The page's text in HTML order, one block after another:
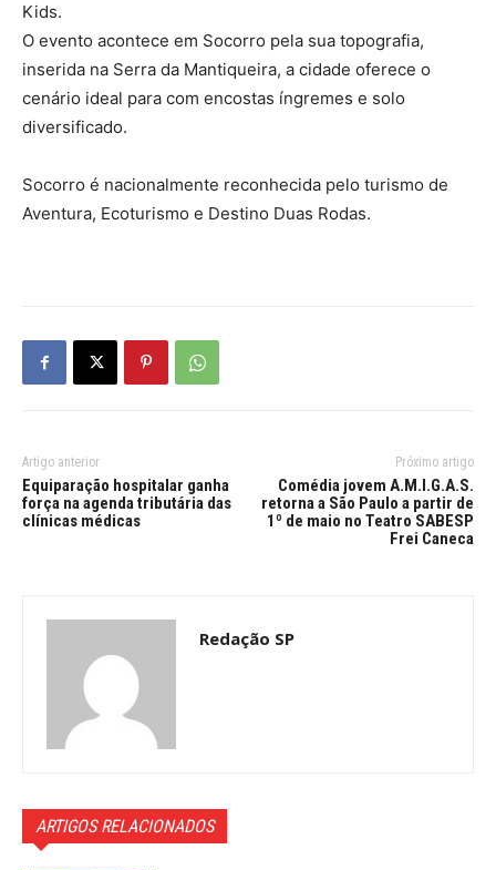
Kids.
O evento acontece em Socorro pela sua topografia,
inserida na Serra da Mantiqueira, a cidade oferece o
cenário ideal para com encostas íngremes e solo
diversificado.
Socorro é nacionalmente reconhecida pelo turismo de
Aventura, Ecoturismo e Destino Duas Rodas.
Artigo anterior
Equiparação hospitalar ganha
força na agenda tributária das
clínicas médicas
Próximo artigo
Comédia jovem A.M.I.G.A.S.
retorna a São Paulo a partir de
1º de maio no Teatro SABESP
Frei Caneca
Redação SP
ARTIGOS RELACIONADOS